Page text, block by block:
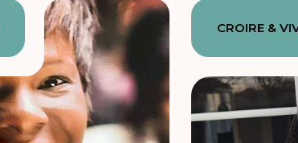
CROIRE &